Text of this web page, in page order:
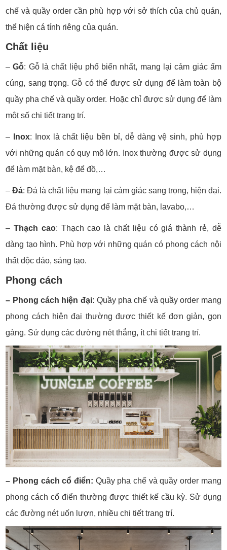
chế và quầy order cần phù hợp với sở thích của chủ quán,
thể hiện cá tính riêng của quán.
Chất liệu
–Gỗ: Gỗ là chất liệu phổ biến nhất, mang lại cảm giác ấm
cúng, sang trọng. Gỗ có thể được sử dụng để làm toàn bộ
quầy pha chế và quầy order. Hoặc chỉ được sử dụng để làm
một số chi tiết trang trí.
– Inox: Inox là chất liệu bền bỉ, dễ dàng vệ sinh, phù hợp
với những quán có quy mô lớn. Inox thường được sử dụng
để làm mặt bàn, kệ để đồ,…
–Đá: Đá là chất liệu mang lại cảm giác sang trọng, hiện đại.
Đá thường được sử dụng để làm mặt bàn, lavabo,…
–Thạch cao: Thạch cao là chất liệu có giá thành rẻ, dễ
dàng tạo hình. Phù hợp với những quán có phong cách nội
thất độc đáo, sáng tạo.
Phong cách
– Phong cách hiện đại: Quầy pha chế và quầy order mang
phong cách hiện đại thường được thiết kế đơn giản, gọn
gàng. Sử dụng các đường nét thẳng, ít chi tiết trang trí.
– Phong cách cổ điển: Quầy pha chế và quầy order mang
phong cách cổ điển thường được thiết kế cầu kỳ. Sử dụng
các đường nét uốn lượn, nhiều chi tiết trang trí.